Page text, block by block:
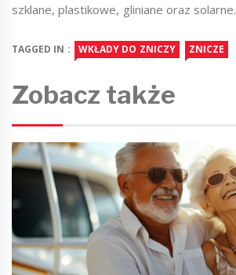
szklane, plastikowe, gliniane oraz solarne.
TAGGED IN : WKŁADY DO ZNICZY ZNICZE
Zobacz także